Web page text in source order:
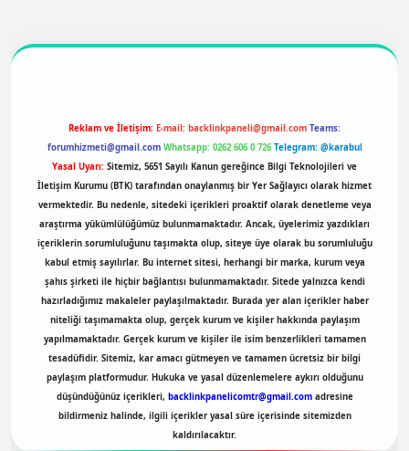
Reklam ve İletişim: E-mail: backlinkpaneli@gmail.com Teams:
forumhizmeti@gmail.com Whatsapp: 0262 606 0 726 Telegram: @karabul
Yasal Uyarı: Sitemiz, 5651 Sayılı Kanun gereğince Bilgi Teknolojileri ve
İletişim Kurumu (BTK) tarafından onaylanmış bir Yer Sağlayıcı olarak hizmet
vermektedir. Bu nedenle, sitedeki içerikleri proaktif olarak denetleme veya
araştırma yükümlülüğümüz bulunmamaktadır. Ancak, üyelerimiz yazdıkları
içeriklerin sorumluluğunu taşımakta olup, siteye üye olarak bu sorumluluğu
kabul etmiş sayılırlar. Bu internet sitesi, herhangi bir marka, kurum veya
şahıs şirketi ile hiçbir bağlantısı bulunmamaktadır. Sitede yalnızca kendi
hazırladığımız makaleler paylaşılmaktadır. Burada yer alan içerikler haber
niteliği taşımamakta olup, gerçek kurum ve kişiler hakkında paylaşım
yapılmamaktadır. Gerçek kurum ve kişiler ile isim benzerlikleri tamamen
tesadüfidir. Sitemiz, kar amacı gütmeyen ve tamamen ücretsiz bir bilgi
paylaşım platformudur. Hukuka ve yasal düzenlemelere aykırı olduğunu
düşündüğünüz içerikleri, backlinkpanelicomtr@gmail.comadresine
bildirmeniz halinde, ilgili içerikler yasal süre içerisinde sitemizden
kaldırılacaktır.